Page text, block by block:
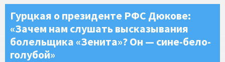
Гурцкая о президенте РФС Дюкове:
«Зачем нам слушать высказывания
болельщика «Зенита»? Он — сине-бело-
голубой»